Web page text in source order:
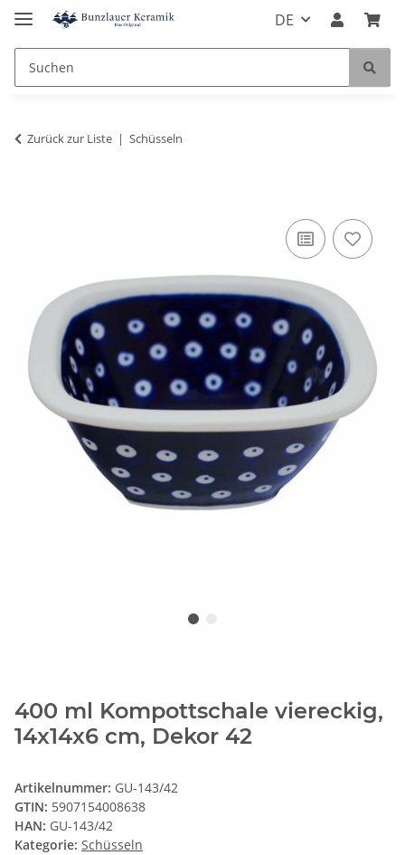
DE
Zurück zur Liste Schüsseln
400 ml Kompottschale viereckig,
14x14x6 cm, Dekor 42
Artikelnummer: GU-143/42
GTIN: 5907154008638
HAN: GU-143/42
Kategorie: Schüsseln